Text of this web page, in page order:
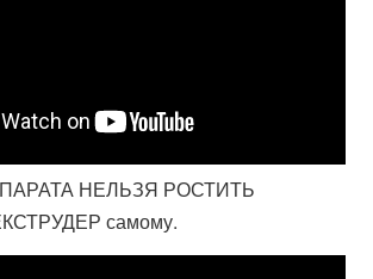
НЕЛЬЗЯ РОСТИТЬ
самому.